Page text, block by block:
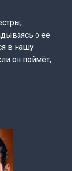
о её
в нашу
он поймёт,